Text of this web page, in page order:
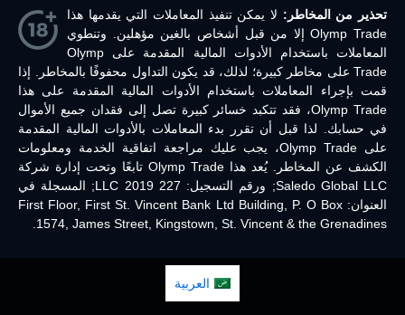
تحذير من المخاطر: لا يمكن تنفيذ المعاملات التي يقدمها هذا
Olymp Trade إلا من قبل أشخاص بالغين مؤهلين. وتنطوي
المعاملات باستخدام الأدوات المالية المقدمة على Olymp
Trade على مخاطر كبيرة؛ لذلك، قد يكون التداول محفوفًا بالمخاطر. إذا
قمت بإجراء المعاملات باستخدام الأدوات المالية المقدمة على هذا
Olymp Trade، فقد تتكبد خسائر كبيرة تصل إلى فقدان جميع الأموال
في حسابك. لذا قبل أن تقرر بدء المعاملات بالأدوات المالية المقدمة
على Olymp Trade، يجب عليك مراجعة اتفاقية الخدمة ومعلومات
الكشف عن المخاطر. يُعد هذا Olymp Trade تابعًا وتحت إدارة شركة
Saledo Global LLC; ورقم التسجيل: 227 LLC 2019; المسجلة في
العنوان: First Floor, First St. Vincent Bank Ltd Building, P. O Box
1574, James Street, Kingstown, St. Vincent & the Grenadines.
العربية